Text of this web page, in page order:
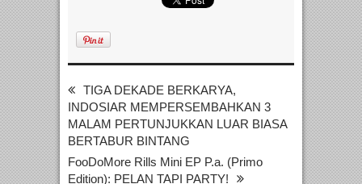
TIGA DEKADE BERKARYA,
INDOSIAR MEMPERSEMBAHKAN 3
MALAM PERTUNJUKKAN LUAR BIASA
BERTABUR BINTANG
FooDoMore Rills Mini EP P.a. (Primo
Edition): PELAN TAPI PARTY!